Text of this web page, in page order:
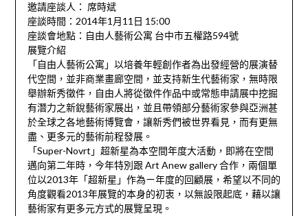
邀請座談人： 席時斌
座談時間：2014年1月11日 15:00
座談會地點：自由人藝術公寓 台中市五權路594號
展覽介紹
「自由人藝術公寓」以培養年輕創作者為出發經營的展演替
代空間，並非商業畫廊空間，並支持新生代藝術家，無時限
舉辦新秀徵件，自由人將從徵件作品中或常態申請展中挖掘
有潛力之新銳藝術家展出，並且帶領部分藝術家參與亞洲甚
於全球之各地藝術博覽會，讓新秀們被世界看見，而有更無
盡、更多元的藝術前程發展。
「Super-Novrt」超新星為本空間年度大活動，即將在空間
邁向第二年時，今年特別跟 Art Anew gallery 合作，兩個單
位以2013年「超新星」作為ㄧ年度的回顧展，希望以不同的
角度觀看2013年展覽的本身的初衷，以無設限起底，藉以讓
藝術家有更多元方式的展覽呈現。